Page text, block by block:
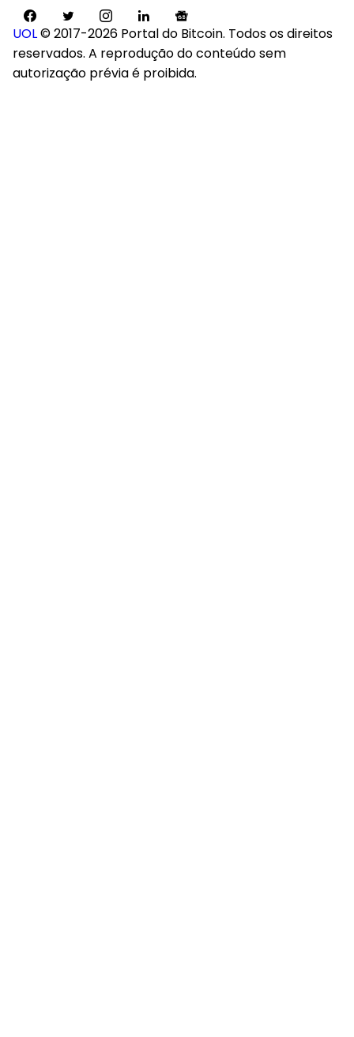
UOL© 2017-2026 Portal do Bitcoin. Todos os direitos
reservados. A reprodução do conteúdo sem
autorização prévia é proibida.